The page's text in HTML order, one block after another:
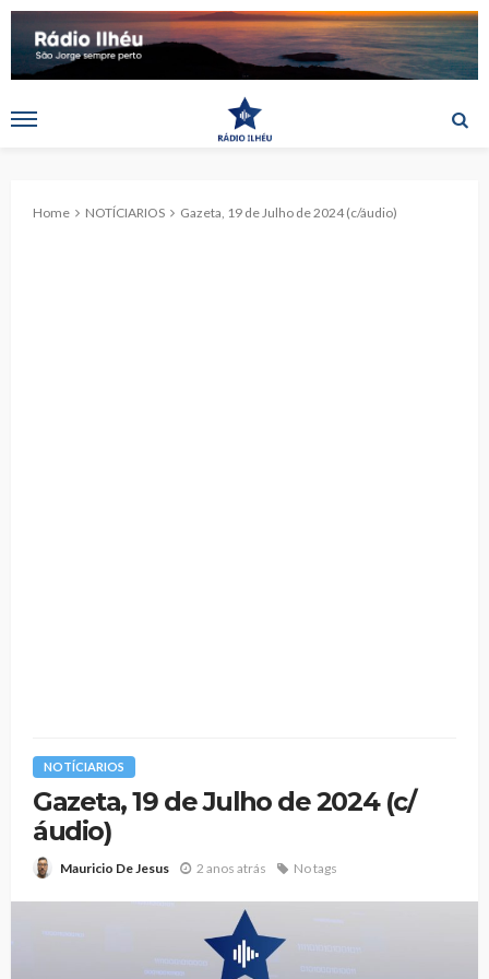
Home NOTÍCIARIOS Gazeta, 19 de Julho de 2024 (c/áudio)
NOTÍCIARIOS
Gazeta, 19 de Julho de 2024 (c/
áudio)
Mauricio De Jesus 2 anos atrás No tags